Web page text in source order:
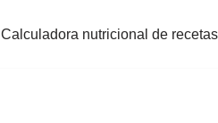
Calculadora nutricional de recetas